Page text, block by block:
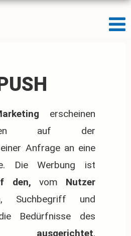
erscheinen
auf der
Anfrage an eine
Die Werbung ist
den, vom Nutzer
Suchbegriff und
Bedürfnisse des
ausgerichtet.